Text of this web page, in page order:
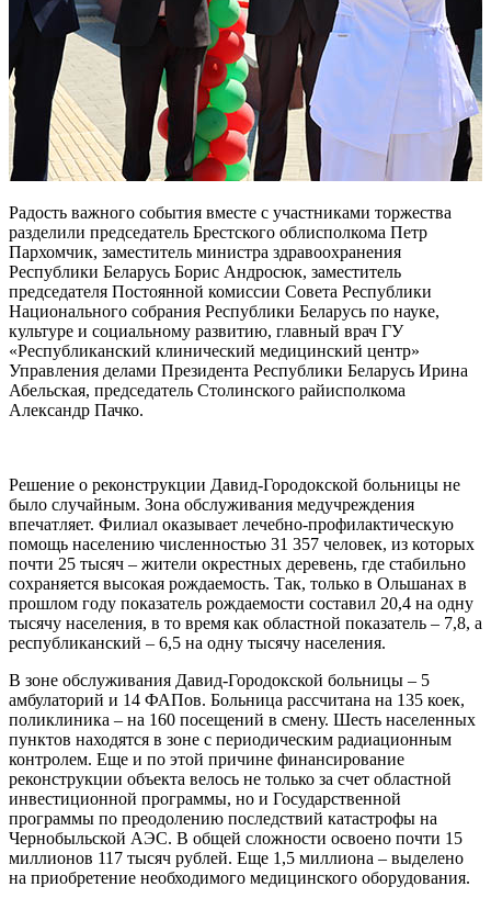
Радость важного события вместе с участниками торжества
разделили председатель Брестского облисполкома Петр
Пархомчик, заместитель министра здравоохранения
Республики Беларусь Борис Андросюк, заместитель
председателя Постоянной комиссии Совета Республики
Национального собрания Республики Беларусь по науке,
культуре и социальному развитию, главный врач ГУ
«Республиканский клинический медицинский центр»
Управления делами Президента Республики Беларусь Ирина
Абельская, председатель Столинского райисполкома
Александр Пачко.
Решение о реконструкции Давид-Городокской больницы не
было случайным. Зона обслуживания медучреждения
впечатляет. Филиал оказывает лечебно-профилактическую
помощь населению численностью 31 357 человек, из которых
почти 25 тысяч – жители окрестных деревень, где стабильно
сохраняется высокая рождаемость. Так, только в Ольшанах в
прошлом году показатель рождаемости составил 20,4 на одну
тысячу населения, в то время как областной показатель – 7,8, а
республиканский – 6,5 на одну тысячу населения.
В зоне обслуживания Давид-Городокской больницы – 5
амбулаторий и 14 ФАПов. Больница рассчитана на 135 коек,
поликлиника – на 160 посещений в смену. Шесть населенных
пунктов находятся в зоне с периодическим радиационным
контролем. Еще и по этой причине финансирование
реконструкции объекта велось не только за счет областной
инвестиционной программы, но и Государственной
программы по преодолению последствий катастрофы на
Чернобыльской АЭС. В общей сложности освоено почти 15
миллионов 117 тысяч рублей. Еще 1,5 миллиона – выделено
на приобретение необходимого медицинского оборудования.